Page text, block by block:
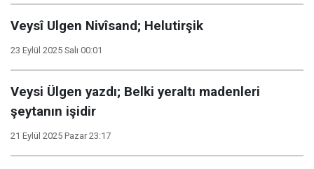
Veysî Ulgen Nivîsand; Helutirşik
23 Eylül 2025 Salı 00:01
Veysi Ülgen yazdı; Belki yeraltı madenleri
şeytanın işidir
21 Eylül 2025 Pazar 23:17